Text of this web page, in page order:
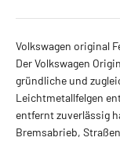
Volkswagen original
Der Volkswagen
gründliche und
Leichtmetallfelgen
entfernt zuverlässig
Bremsabrieb,